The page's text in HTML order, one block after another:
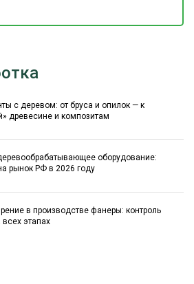
с деревом: от бруса и опилок — к
древесине и композитам
оборудование:
рынок РФ в 2026 году
в производстве фанеры: контроль
всех этапах